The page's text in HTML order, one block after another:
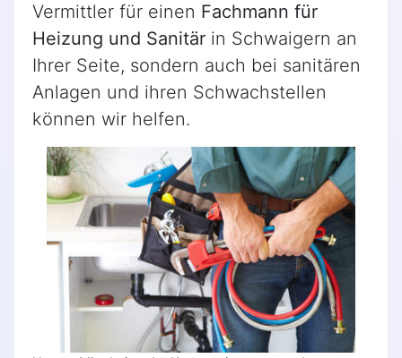
Vermittler für einen Fachmann für
Heizung und Sanitär in Schwaigern an
Ihrer Seite, sondern auch bei sanitären
Anlagen und ihren Schwachstellen
können wir helfen.